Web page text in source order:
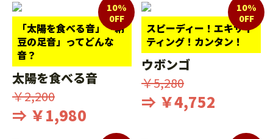
「太陽を食べる音」「納
豆の足音」ってどんな
音？
10%
0FF
太陽を食べる音
￥2,200
⇒ ￥1,980
スピーディー！エキサイ
ティング！カンタン！
10%
0FF
ウボンゴ
￥5,280
⇒ ￥4,752